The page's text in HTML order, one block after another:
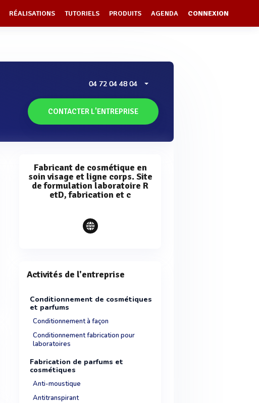
RÉALISATIONS TUTORIELS PRODUITS AGENDA CONNEXION
04 72 04 48 04
CONTACTER L'ENTREPRISE
Fabricant de cosmétique en
soin visage et ligne corps. Site
de formulation laboratoire R
etD, fabrication et c
Activités de l'entreprise
Conditionnement de cosmétiques
et parfums
Conditionnement à façon
Conditionnement fabrication pour
laboratoires
Fabrication de parfums et
cosmétiques
Anti-moustique
Antitranspirant